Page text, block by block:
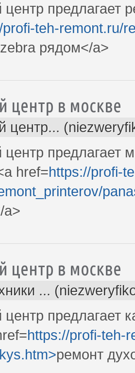
предлагает
profi-teh-remont.ru/
рядом</a>
центр в москве
центр...
предлагает
href=https://profi-
a>
центр в москве
...
предлагает
https://profi-teh-
ремонт